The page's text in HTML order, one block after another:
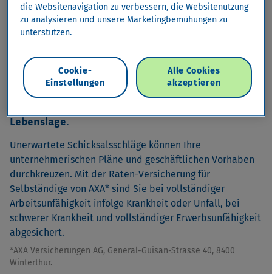
Belastungen.
Sie möchten die Sicherheit haben, dass ein persönlicher
unvorhersehbaren finanziellen Belastung für Sie und Ihr
Geschäft wird.
Lebenslage.
Unerwartete Schicksalsschläge können Ihre
unternehmerischen Pläne und geschäftlichen Vorhaben
durchkreuzen. Mit der Raten-Versicherung für
Selbständige von AXA* sind Sie bei vollständiger
Arbeitsunfähigkeit infolge Krankheit oder Unfall, bei
schwerer Krankheit und vollständiger Erwerbsunfähigkeit
abgesichert.
*AXA Versicherungen AG, General-Guisan-Strasse 40, 8400
Winterthur.
die Websitenavigation zu verbessern, die Websitenutzung
zu analysieren und unsere Marketingbemühungen zu
unterstützen.
Alle Cookies
akzeptieren
Cookie-
Einstellungen